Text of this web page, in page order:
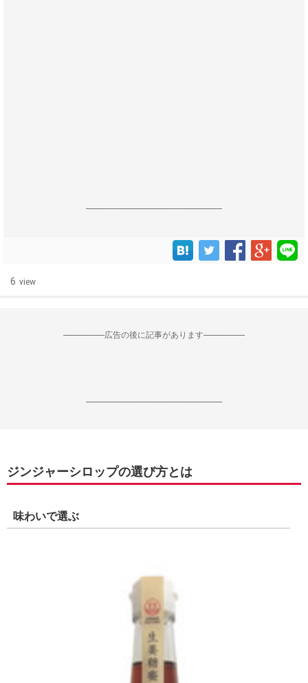
------------------------------------------------------------------
6 view
--------------------広告の後に記事があります--------------------
------------------------------------------------------------------
ジンジャーシロップの選び方とは
味わいで選ぶ